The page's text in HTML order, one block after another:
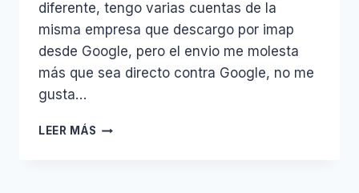
diferente, tengo varias cuentas de la
misma empresa que descargo por imap
desde Google, pero el envio me molesta
más que sea directo contra Google, no me
gusta…
LEER MÁS SERVIDOR